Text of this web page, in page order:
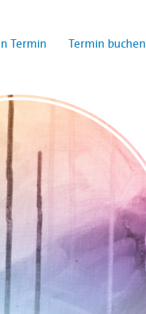
Termin Termin buchen